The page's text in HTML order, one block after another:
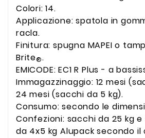
Colori: 14.
Applicazione: spatola in
racla.
Finitura: spugna MAPEI o
Brite®.
EMICODE: EC1 R Plus - a
Immagazzinaggio: 12 mesi
24 mesi (sacchi da 5 kg).
Consumo: secondo le
Confezioni: sacchi da 25 kg
da 4x5 kg Alupack secondo il